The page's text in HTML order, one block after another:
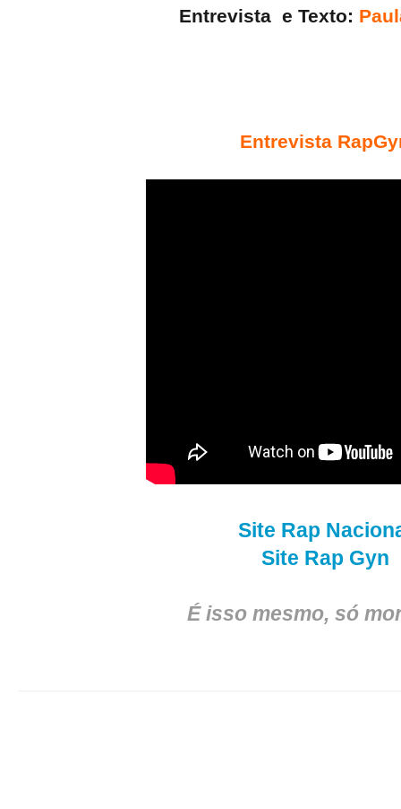
Entrevista e Texto:
Entrevista
Site Rap
Site Rap Gyn
É isso mesmo, só